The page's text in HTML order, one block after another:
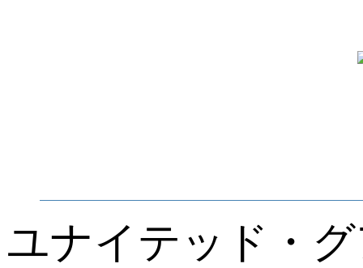
ユナイテッド・